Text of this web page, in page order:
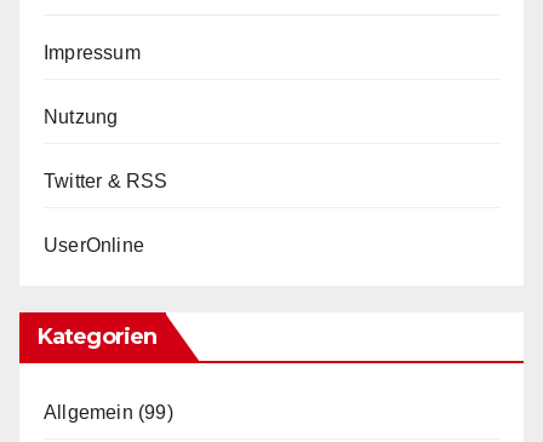
Impressum
Nutzung
Twitter & RSS
UserOnline
Kategorien
Allgemein (99)